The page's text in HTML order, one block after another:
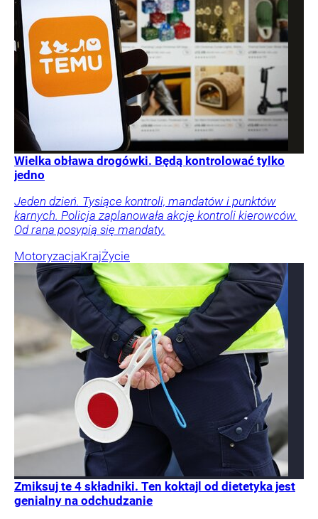
Wielka obława drogówki. Będą kontrolować tylko
jedno
Jeden dzień. Tysiące kontroli, mandatów i punktów
karnych. Policja zaplanowała akcję kontroli kierowców.
Od rana posypią się mandaty.
MotoryzacjaKrajŻycie
Zmiksuj te 4 składniki. Ten koktajl od dietetyka jest
genialny na odchudzanie